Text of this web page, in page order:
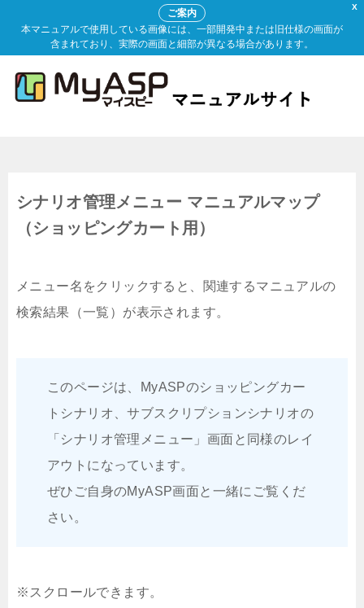
X
ご案内
本マニュアルで使用している画像には、一部開発中または旧仕様の画面が
含まれており、実際の画面と細部が異なる場合があります。
シナリオ管理メニュー マニュアルマップ
（ショッピングカート用）
メニュー名をクリックすると、関連するマニュアルの
検索結果（一覧）が表示されます。
このページは、MyASPのショッピングカー
トシナリオ、サブスクリプションシナリオの
「シナリオ管理メニュー」画面と同様のレイ
アウトになっています。
ぜひご自身のMyASP画面と一緒にご覧くだ
さい。